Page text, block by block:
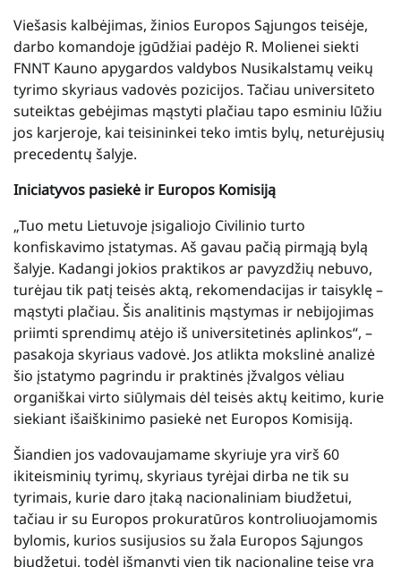
Viešasis kalbėjimas, žinios Europos Sąjungos teisėje,
darbo komandoje įgūdžiai padėjo R. Molienei siekti
FNNT Kauno apygardos valdybos Nusikalstamų veikų
tyrimo skyriaus vadovės pozicijos. Tačiau universiteto
suteiktas gebėjimas mąstyti plačiau tapo esminiu lūžiu
jos karjeroje, kai teisininkei teko imtis bylų, neturėjusių
precedentų šalyje.
Iniciatyvos pasiekė ir Europos Komisiją
„Tuo metu Lietuvoje įsigaliojo Civilinio turto
konfiskavimo įstatymas. Aš gavau pačią pirmąją bylą
šalyje. Kadangi jokios praktikos ar pavyzdžių nebuvo,
turėjau tik patį teisės aktą, rekomendacijas ir taisyklę –
mąstyti plačiau. Šis analitinis mąstymas ir nebijojimas
priimti sprendimų atėjo iš universitetinės aplinkos“, –
pasakoja skyriaus vadovė. Jos atlikta mokslinė analizė
šio įstatymo pagrindu ir praktinės įžvalgos vėliau
organiškai virto siūlymais dėl teisės aktų keitimo, kurie
siekiant išaiškinimo pasiekė net Europos Komisiją.
Šiandien jos vadovaujamame skyriuje yra virš 60
ikiteisminių tyrimų, skyriaus tyrėjai dirba ne tik su
tyrimais, kurie daro įtaką nacionaliniam biudžetui,
tačiau ir su Europos prokuratūros kontroliuojamomis
bylomis, kurios susijusios su žala Europos Sąjungos
biudžetui, todėl išmanyti vien tik nacionalinę teisę yra